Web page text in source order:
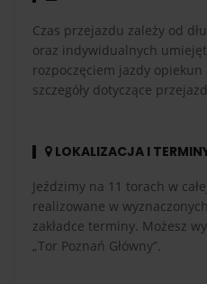
Czas przejazdu zależy od
oraz indywidualnych
rozpoczęciem jazdy
szczegóły dotyczące
LOKALIZACJA I
Jeździmy na 11 torach w
realizowane w
zakładce terminy. Możesz
„Tor Poznań Główny”.